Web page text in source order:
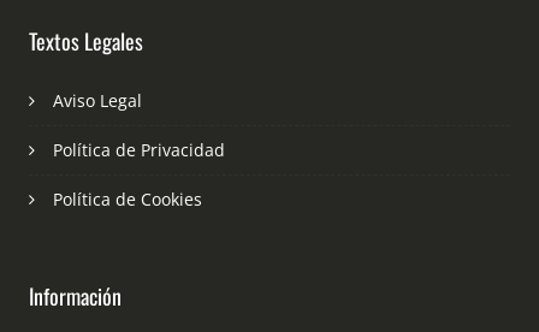
Textos Legales
Aviso Legal
Política de Privacidad
Política de Cookies
Información